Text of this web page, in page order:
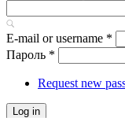
E-mail or username *
Пароль *
Request new
Log in